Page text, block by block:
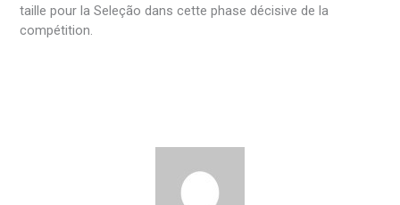
taille pour la Seleção dans cette phase décisive de la
compétition.